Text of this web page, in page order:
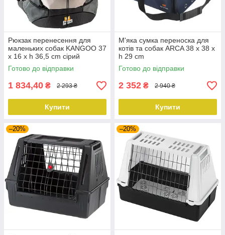
Рюкзак перенесення для
маленьких собак KANGOO 37
x 16 x h 36,5 cm сірий
Готово до відправки
1 834,40 ₴ 2 293 ₴
Купити
М'яка сумка переноска для
котів та собак ARCA 38 x 38 x
h 29 cm
Готово до відправки
2 352 ₴ 2 940 ₴
Купити
–20% –20%